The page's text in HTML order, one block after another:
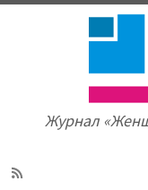
Журнал